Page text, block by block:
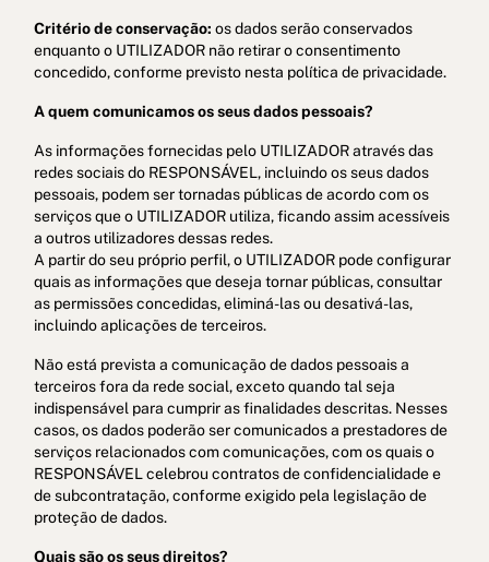
Critério de conservação: os dados serão conservados
enquanto o UTILIZADOR não retirar o consentimento
concedido, conforme previsto nesta política de privacidade.
A quem comunicamos os seus dados pessoais?
As informações fornecidas pelo UTILIZADOR através das
redes sociais do RESPONSÁVEL, incluindo os seus dados
pessoais, podem ser tornadas públicas de acordo com os
serviços que o UTILIZADOR utiliza, ficando assim acessíveis
a outros utilizadores dessas redes.
A partir do seu próprio perfil, o UTILIZADOR pode configurar
quais as informações que deseja tornar públicas, consultar
as permissões concedidas, eliminá-las ou desativá-las,
incluindo aplicações de terceiros.
Não está prevista a comunicação de dados pessoais a
terceiros fora da rede social, exceto quando tal seja
indispensável para cumprir as finalidades descritas. Nesses
casos, os dados poderão ser comunicados a prestadores de
serviços relacionados com comunicações, com os quais o
RESPONSÁVEL celebrou contratos de confidencialidade e
de subcontratação, conforme exigido pela legislação de
proteção de dados.
Quais são os seus direitos?